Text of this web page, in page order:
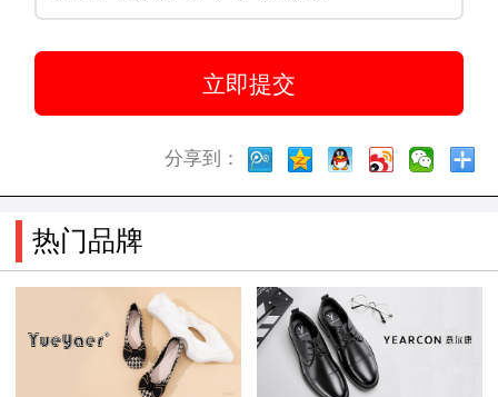
分享到：
热门品牌